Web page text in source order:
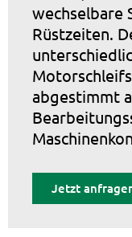
wechselbare
Rüstzeiten.
abgestimmt
Jetzt